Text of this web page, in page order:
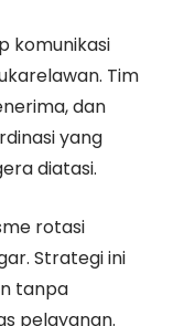
komunikasi
Tim
dan
yang
diatasi.
rotasi
Strategi ini
tanpa
pelayanan.